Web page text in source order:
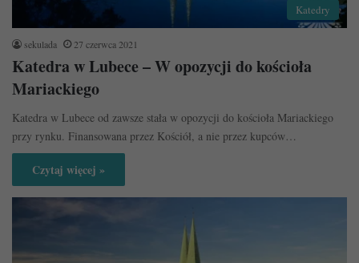
Katedry
sekulada 27 czerwca 2021
Katedra w Lubece – W opozycji do kościoła
Mariackiego
Katedra w Lubece od zawsze stała w opozycji do kościoła Mariackiego
przy rynku. Finansowana przez Kościół, a nie przez kupców…
Czytaj więcej »